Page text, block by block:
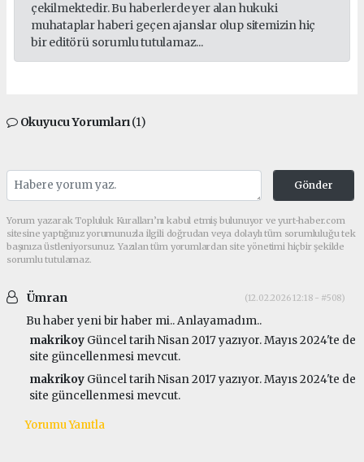
çekilmektedir. Bu haberlerde yer alan hukuki
muhataplar haberi geçen ajanslar olup sitemizin hiç
bir editörü sorumlu tutulamaz...
Okuyucu Yorumları(1)
Gönder
Yorum yazarak Topluluk Kuralları’nı kabul etmiş bulunuyor ve yurt-haber.com
sitesine yaptığınız yorumunuzla ilgili doğrudan veya dolaylı tüm sorumluluğu tek
başınıza üstleniyorsunuz. Yazılan tüm yorumlardan site yönetimi hiçbir şekilde
sorumlu tutulamaz.
Ümran (12.02.2026 12:18 - #508)
Bu haber yeni bir haber mi.. Anlayamadım..
makrikoy Güncel tarih Nisan 2017 yazıyor. Mayıs 2024'te de
site güncellenmesi mevcut.
makrikoy Güncel tarih Nisan 2017 yazıyor. Mayıs 2024'te de
site güncellenmesi mevcut.
Yorumu Yanıtla